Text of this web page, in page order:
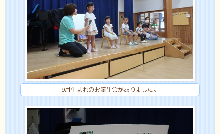
9月生まれのお誕生会がありました。